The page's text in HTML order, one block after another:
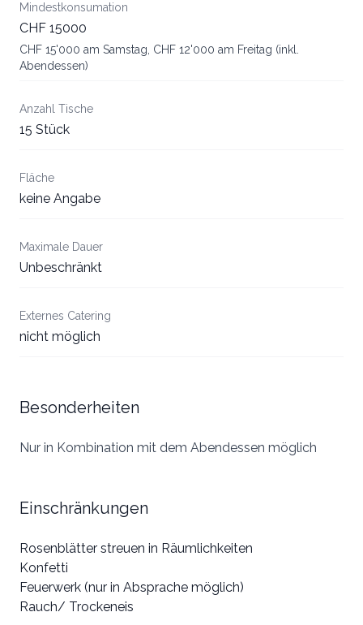
Mindestkonsumation
CHF 15000
CHF 15'000 am Samstag, CHF 12'000 am Freitag (inkl.
Abendessen)
Anzahl Tische
15 Stück
Fläche
keine Angabe
Maximale Dauer
Unbeschränkt
Externes Catering
nicht möglich
Besonderheiten
Nur in Kombination mit dem Abendessen möglich
Einschränkungen
Rosenblätter streuen in Räumlichkeiten
Konfetti
Feuerwerk (nur in Absprache möglich)
Rauch/ Trockeneis